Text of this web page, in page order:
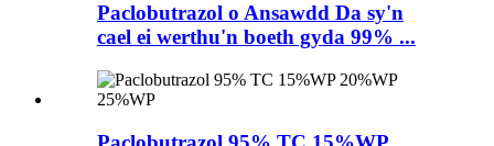
Paclobutrazol o Ansawdd Da sy'n
cael ei werthu'n boeth gyda 99% ...